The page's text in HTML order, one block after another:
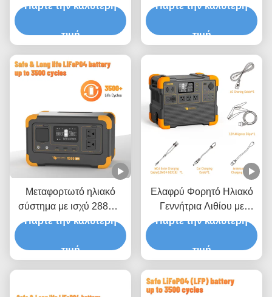
Μπαταρία 1536Wh, Ισχύς
Χρόνος Φόρτισης 2 Ώρες
Πάρτε την καλύτερη
τιμή
Ενέργειας Έκτακτης
288Wh και Ελεγκτή
Πάρτε την καλύτερη
τιμή
Μεταφορτωτό ηλιακό
σύστημα με ισχύ 288Wh
3500
και 1ετή εγγύηση
Πάρτε την καλύτερη
τιμή
Ελαφρύ Φορητό Ηλιακό
Γεννήτρια Λιθίου με
2200W Καθαρό
και 2 Ώρες Χρόνο
Πάρτε την καλύτερη
τιμή